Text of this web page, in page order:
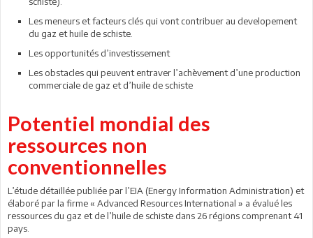
Les meneurs et facteurs clés qui vont contribuer au developement
du gaz et huile de schiste.
Les opportunités d’investissement
Les obstacles qui peuvent entraver l’achèvement d’une production
commerciale de gaz et d’huile de schiste
Potentiel mondial des
ressources non
conventionnelles
L’étude détaillée publiée par l’EIA (Energy Information Administration) et
élaboré par la firme « Advanced Resources International » a évalué les
ressources du gaz et de l’huile de schiste dans 26 régions comprenant 41
pays.